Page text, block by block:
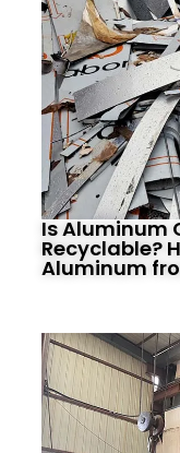
Is Aluminum
Recyclable?
Aluminum